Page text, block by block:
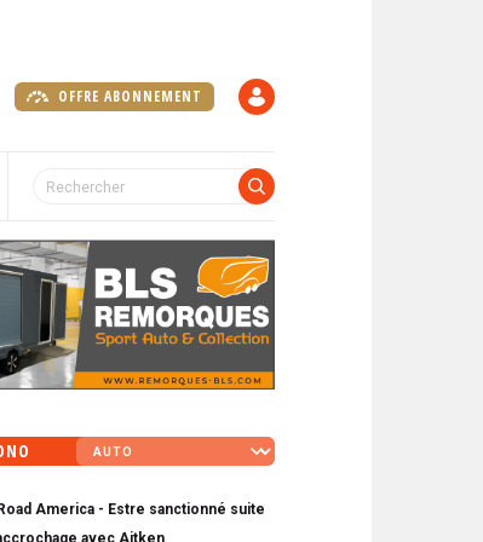
OFFRE ABONNEMENT
America - Estre sanctionné suite
avec Aitken